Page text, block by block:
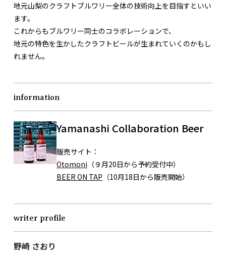
地元山梨のクラフトブルワリー全体の技術向上を目指すといい
ます。
これからもブルワリー同士のコラボレーションで、
地元の特色を生かしたクラフトビールが生まれていくのかもし
れません。
information
Yamanashi Collaboration Beer
販売サイト：
Otomoni （９月20日から予約受付中）
BEER ON TAP （10月18日から販売開始）
writer profile
野崎 さおり